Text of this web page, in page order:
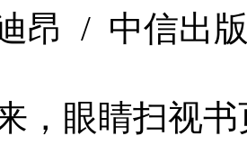
迪昂 / 中信出
，眼睛扫视